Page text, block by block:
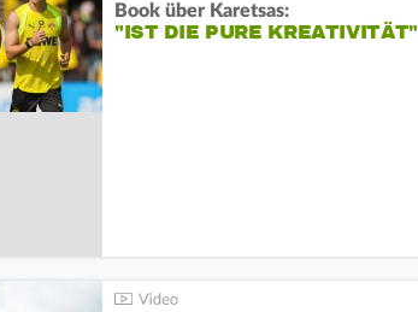
Book über Karetsas:
"IST DIE PURE KREATIVITÄT"